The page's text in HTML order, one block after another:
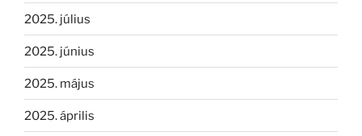
2025. július
2025. június
2025. május
2025. április